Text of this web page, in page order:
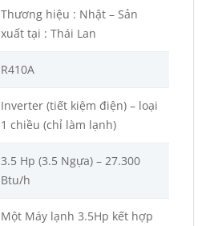
Thương hiệu : Nhật – Sản
xuất tại : Thái Lan
R410A
Inverter (tiết kiệm điện) – loại
1 chiều (chỉ làm lạnh)
3.5 Hp (3.5 Ngựa) – 27.300
Btu/h
Một Máy lạnh 3.5Hp kết hợp